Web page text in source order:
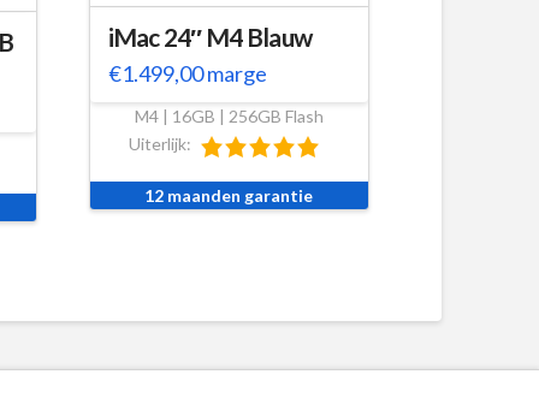
iMac 24″ M4 Blauw
€1.499,00marge
M4 | 16GB | 256GB Flash
Uiterlijk:
12 maanden garantie